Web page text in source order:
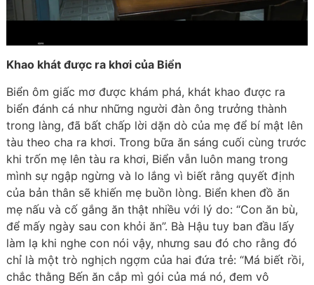
Khao khát được ra khơi của Biển
Biển ôm giấc mơ được khám phá, khát khao được ra
biển đánh cá như những người đàn ông trưởng thành
trong làng, đã bất chấp lời dặn dò của mẹ để bí mật lên
tàu theo cha ra khơi. Trong bữa ăn sáng cuối cùng trước
khi trốn mẹ lên tàu ra khơi, Biển vẫn luôn mang trong
mình sự ngập ngừng và lo lắng vì biết rằng quyết định
của bản thân sẽ khiến mẹ buồn lòng. Biển khen đồ ăn
mẹ nấu và cố gắng ăn thật nhiều với lý do: “Con ăn bù,
để mấy ngày sau con khỏi ăn”. Bà Hậu tuy ban đầu lấy
làm lạ khi nghe con nói vậy, nhưng sau đó cho rằng đó
chỉ là một trò nghịch ngợm của hai đứa trẻ: “Má biết rồi,
chắc thằng Bến ăn cắp mì gói của má nó, đem vô